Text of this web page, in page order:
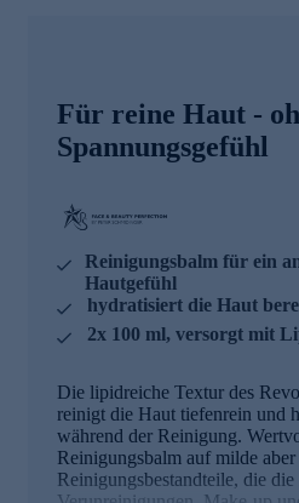
Für reine Haut -
Spannungsgefühl
Reinigungsbalm für ein
Hautgefühl
hydratisiert die Haut
2x 100 ml, versorgt mit
Die lipidreiche Textur des
reinigt die Haut tiefenrein und
während der Reinigung.
Reinigungsbalm auf milde
Reinigungsbestandteile, die